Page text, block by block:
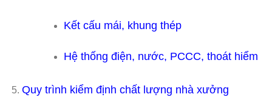
Kết cấu mái, khung thép
Hệ thống điện, nước, PCCC, thoát hiểm
Quy trình kiểm định chất lượng nhà xưởng